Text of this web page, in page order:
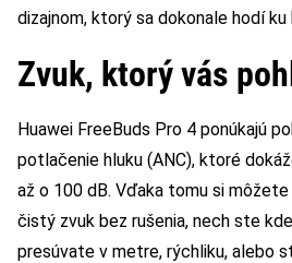
dizajnom, ktorý sa dokonale hodí
Zvuk, ktorý vás
Huawei FreeBuds Pro 4 ponúkajú
potlačenie hluku (ANC), ktoré
až o 100 dB. Vďaka tomu si
čistý zvuk bez rušenia, nech ste
presúvate v metre, rýchliku, alebo